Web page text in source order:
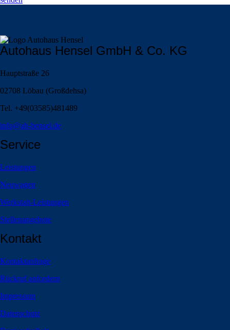
Autohaus Hensel GmbH & Co. KG
Hauptstraße 26
02708 Löbau (Großdehsa)
Tel. +49(03585)481489
info@ah-hensel.de
Service
Leistungen
Neuwagen
Werkstatt-Leistungen
Stellenangebote
Kontakt
Kontaktanfrage
Rückruf anfordern
Impressum
Datenschutz